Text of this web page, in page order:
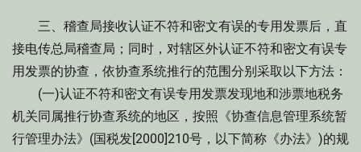
三、稽查局接收认证不符和密文有误的专用发票后，直
接电传总局稽查局；同时，对辖区外认证不符和密文有误专
用发票的协查，依协查系统推行的范围分别采取以下方法：
(一)认证不符和密文有误专用发票发现地和涉票地税务
机关同属推行协查系统的地区，按照《协查信息管理系统暂
行管理办法》(国税发[2000]210号，以下简称《办法》)的规